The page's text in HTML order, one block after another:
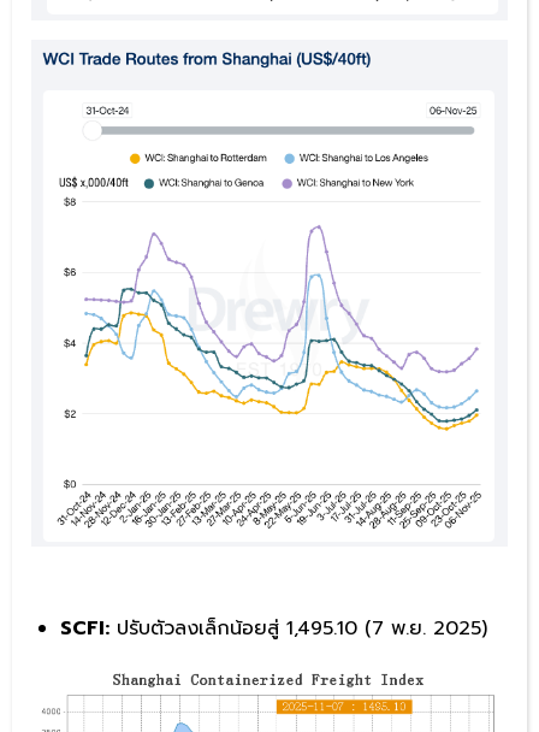
SCFI: ปรับตัวลงเล็กน้อยสู่ 1,495.10 (7 พ.ย. 2025)